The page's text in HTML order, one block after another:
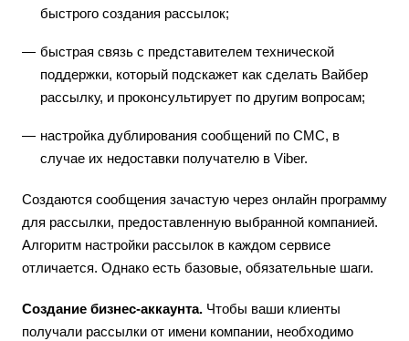
быстрого создания рассылок;
быстрая связь с представителем технической
поддержки, который подскажет как сделать Вайбер
рассылку, и проконсультирует по другим вопросам;
настройка дублирования сообщений по СМС, в
случае их недоставки получателю в Viber.
Создаются сообщения зачастую через онлайн программу
для рассылки, предоставленную выбранной компанией.
Алгоритм настройки рассылок в каждом сервисе
отличается. Однако есть базовые, обязательные шаги.
Создание бизнес-аккаунта. Чтобы ваши клиенты
получали рассылки от имени компании, необходимо